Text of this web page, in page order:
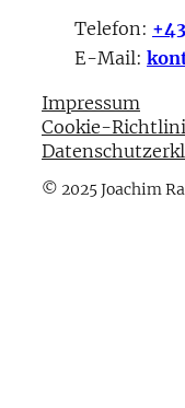
Telefon:
E-Mail:
Impressum
Cookie-
© 2025 Joachim